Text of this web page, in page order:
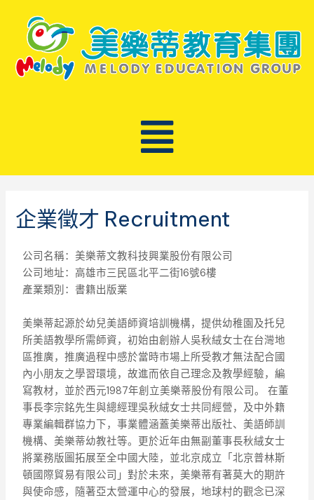
企業徵才 Recruitment
公司名稱：美樂蒂文教科技興業股份有限公司
公司地址：高雄市三民區北平二街16號6樓
產業類別：書籍出版業
美樂蒂起源於幼兒美語師資培訓機構，提供幼稚園及托兒
所美語教學所需師資，初始由創辦人吳秋絨女士在台灣地
區推廣，推廣過程中感於當時市場上所受教才無法配合國
內小朋友之學習環境，故進而依自己理念及教學經驗，編
寫教材，並於西元1987年創立美樂蒂股份有限公司。 在董
事長李宗銘先生與總經理吳秋絨女士共同經營，及中外籍
專業編輯群協力下，事業體涵蓋美樂蒂出版社、美語師訓
機構、美樂蒂幼教社等。更於近年由無副董事長秋絨女士
將業務版圖拓展至全中國大陸，並北京成立「北京普林斯
頓國際貿易有限公司」對於未來，美樂蒂有著莫大的期許
與使命感，隨著亞太營運中心的發展，地球村的觀念已深